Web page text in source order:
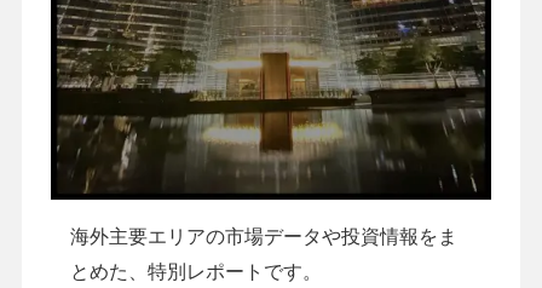
海外主要エリアの市場データや投資情報をま
とめた、特別レポートです。